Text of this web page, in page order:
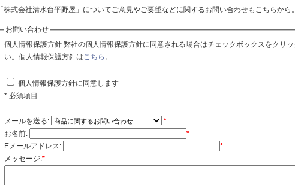
「株式会社清水台平野屋」についてご意見やご要望などに関するお問い合わせもこちらから。
お問い合わせ
個人情報保護方針 弊社の個人情報保護方針に同意される場合はチェックボックスをクリックしてくださ
い。個人情報保護方針はこちら 。
個人情報保護方針に同意します
* 必須項目
メールを送る:
*
お名前:
*
Eメールアドレス:
*
メッセージ:*